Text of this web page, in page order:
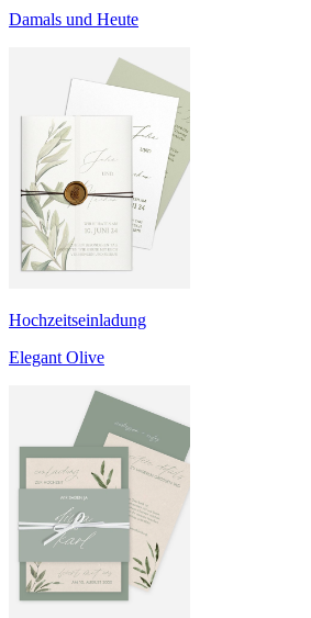
Damals und Heute
Hochzeitseinladung
Elegant Olive